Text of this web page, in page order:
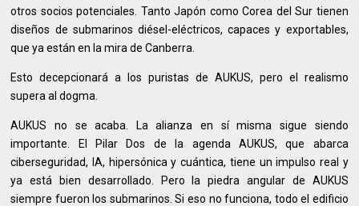
otros socios potenciales. Tanto Japón como Corea del Sur tienen
diseños de submarinos diésel-eléctricos, capaces y exportables,
que ya están en la mira de Canberra.
Esto decepcionará a los puristas de AUKUS, pero el realismo
supera al dogma.
AUKUS no se acaba. La alianza en sí misma sigue siendo
importante. El Pilar Dos de la agenda AUKUS, que abarca
ciberseguridad, IA, hipersónica y cuántica, tiene un impulso real y
ya está bien desarrollado. Pero la piedra angular de AUKUS
siempre fueron los submarinos. Si eso no funciona, todo el edificio